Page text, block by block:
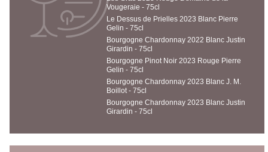
Vougeraie - 75cl
Le Dessus de Prielles 2023 Blanc Pierre
Gelin - 75cl
Bourgogne Chardonnay 2022 Blanc Justin
Girardin - 75cl
Bourgogne Pinot Noir 2023 Rouge Pierre
Gelin - 75cl
Bourgogne Chardonnay 2023 Blanc J. M.
Boillot - 75cl
Bourgogne Chardonnay 2023 Blanc Justin
Girardin - 75cl